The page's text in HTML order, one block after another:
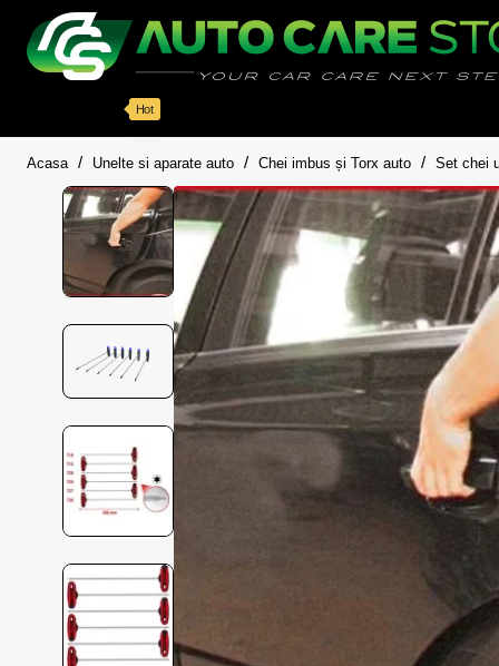
Hot
Acasa homeUnelte si aparate auto Chei imbus și Torx auto Set chei